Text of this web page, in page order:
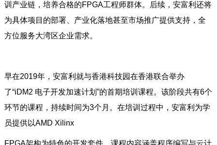
训产业链，培养合格的FPGA工程师群体。后续，安富利还将
为具体项目的部署、产业化落地甚至市场推广提供支持，全
方位服务大湾区企业需求。
早在2019年，安富利就与香港科技园在香港联合举办
了“iDM2 电子开发加速计划”的首期培训课程。该阶段共有6个
环节的课程，持续时间为3个月。在培训过程中，安富利为学
员提供以AMD Xilinx